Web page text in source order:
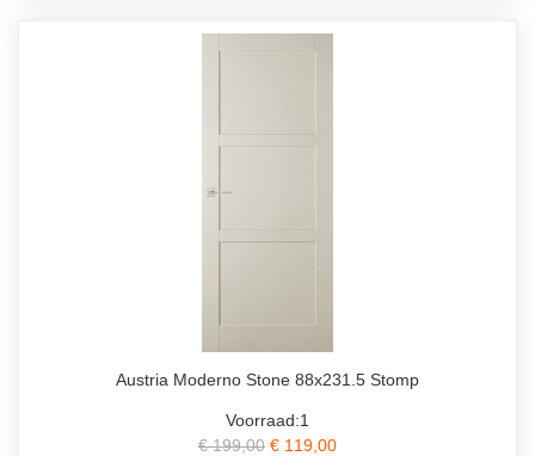
Austria Moderno Stone 88x231.5 Stomp
Voorraad:1
€ 199,00 € 119,00